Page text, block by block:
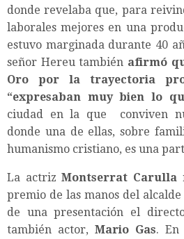
donde revelaba que, para
laborales mejores en una
estuvo marginada durante 40
señor Hereu también afirmó
Oro por la trayectoria
“expresaban muy bien lo
ciudad en la que conviven
donde una de ellas, sobre
humanismo cristiano, es una
La actrizMontserrat Carulla
premio de las manos del
de una presentación el
también actor, Mario Gas. En